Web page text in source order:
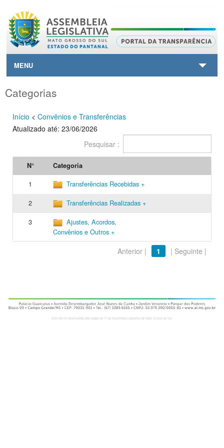
MENU
HOME
SAIBA+
VOLTAR AO SITE PRINCIPAL
Categorias
Início < Convênios e Transferências
Atualizado até: 23/06/2026
Pesquisar :
N° Categoria
1
Transferências Recebidas +
2
Transferências Realizadas +
3
Ajustes, Acordos,
Convênios e Outros +
Anterior | 1 | Seguinte |
Este site foi desenvolvido pela equipe de TI da Assembleia Legislativa de Mato Grosso do Sul.